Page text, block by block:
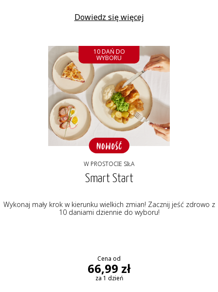
Dowiedz się więcej
10 DAŃ DO
WYBORU
W PROSTOCIE SIŁA
Smart Start
Wykonaj mały krok w kierunku wielkich zmian! Zacznij jeść zdrowo z
10 daniami dziennie do wyboru!
Cena od
66,99 zł
za 1 dzień